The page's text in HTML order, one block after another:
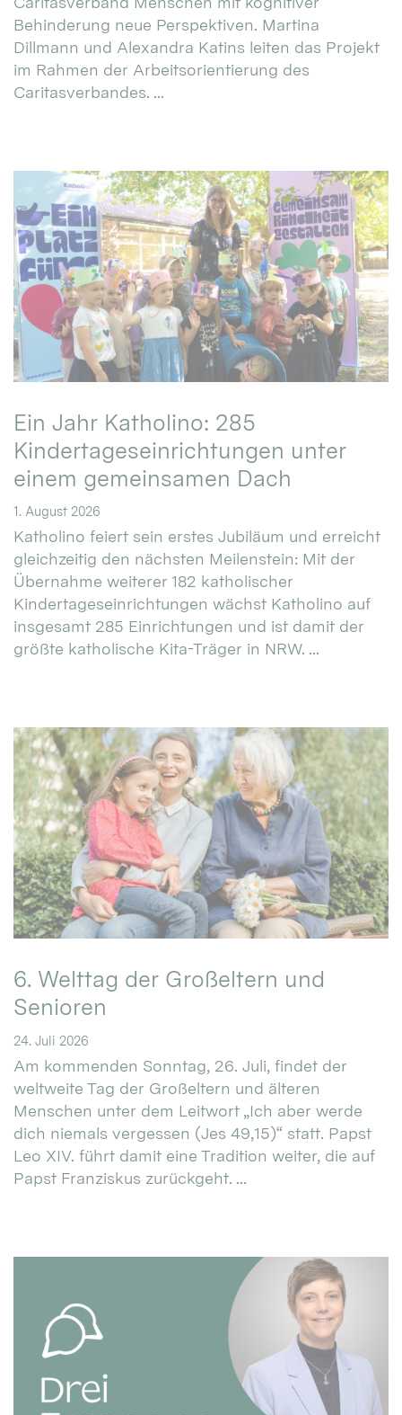
Behinderung neue Perspektiven. Martina
Dillmann und Alexandra Katins leiten das Projekt
im Rahmen der Arbeitsorientierung des
Caritasverbandes. ...
Ein Jahr Katholino: 285
Kindertageseinrichtungen unter
einem gemeinsamen Dach
1. August 2026
Katholino feiert sein erstes Jubiläum und erreicht
gleichzeitig den nächsten Meilenstein: Mit der
Übernahme weiterer 182 katholischer
Kindertageseinrichtungen wächst Katholino auf
insgesamt 285 Einrichtungen und ist damit der
größte katholische Kita-Träger in NRW. ...
6. Welttag der Großeltern und
Senioren
24. Juli 2026
Am kommenden Sonntag, 26. Juli, findet der
weltweite Tag der Großeltern und älteren
Menschen unter dem Leitwort „Ich aber werde
dich niemals vergessen (Jes 49,15)“ statt. Papst
Leo XIV. führt damit eine Tradition weiter, die auf
Papst Franziskus zurückgeht. ...